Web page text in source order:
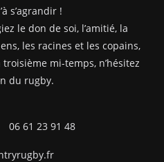
s’agrandir !
le don de soi, l’amitié, la
les racines et les copains,
mi-temps, n’hésitez
du rugby.
23 91 48